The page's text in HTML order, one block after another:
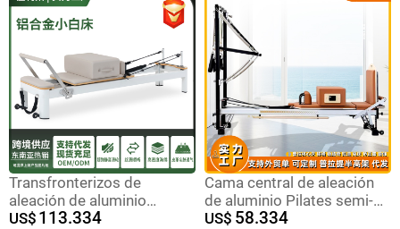
comercial Máquina de
supermodelo
Transfronterizos de
aleación de aluminio
pequeña cama blanca sala
US$ 113.334
Cama central de aleación
de aluminio Pilates semi-
elevada Manliqiu estudio
US$ 58.334